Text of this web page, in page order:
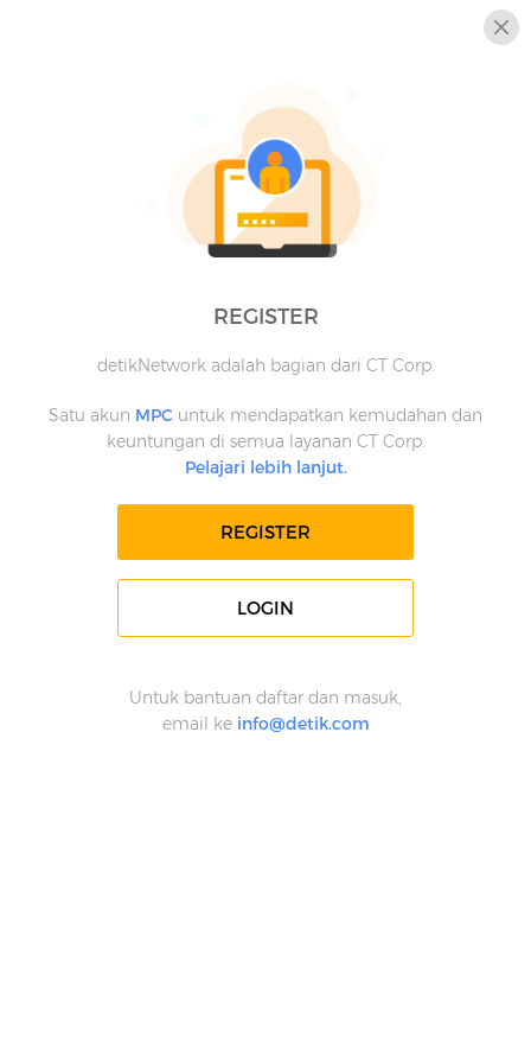
REGISTER
detikNetwork adalah bagian dari CT Corp.
Satu akun MPC untuk mendapatkan kemudahan dan
keuntungan di semua layanan CT Corp.
Pelajari lebih lanjut.
REGISTER
LOGIN
Untuk bantuan daftar dan masuk,
email ke info@detik.com